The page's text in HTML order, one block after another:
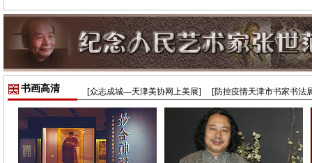
书画高清 [众志成城—天津美协网上美展] [防控疫情天津市书家书法